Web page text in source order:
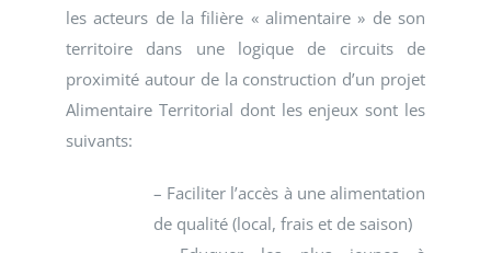
les acteurs de la filière « alimentaire » de son
territoire dans une logique de circuits de
proximité autour de la construction d’un projet
Alimentaire Territorial dont les enjeux sont les
suivants:
– Faciliter l’accès à une alimentation
de qualité (local, frais et de saison)